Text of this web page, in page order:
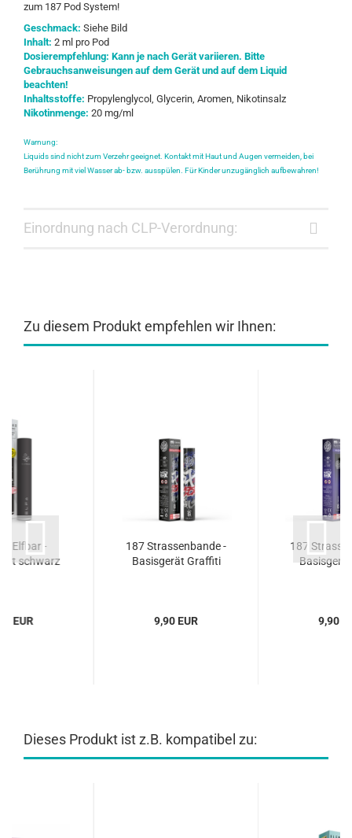
zum 187 Pod System!
Geschmack: Siehe Bild
Inhalt: 2 ml pro Pod
Dosierempfehlung: Kann je nach Gerät variieren. Bitte
Gebrauchsanweisungen auf dem Gerät und auf dem Liquid
beachten!
Inhaltsstoffe: Propylenglycol, Glycerin, Aromen, Nikotinsalz
Nikotinmenge: 20 mg/ml
Warnung:
Liquids sind nicht zum Verzehr geeignet. Kontakt mit Haut und Augen vermeiden, bei
Berührung mit viel Wasser ab- bzw. ausspülen. Für Kinder unzugänglich aufbewahren!
Einordnung nach CLP-Verordnung:
Zu diesem Produkt empfehlen wir Ihnen:
Elfbar -
schwarz
EUR
187 Strassenbande -
Basisgerät Graffiti
9,90 EUR
187
9,90
Dieses Produkt ist z.B. kompatibel zu: